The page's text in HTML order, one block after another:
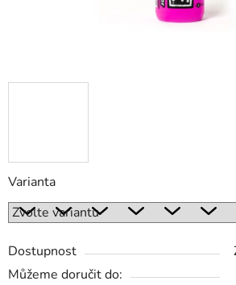
Varianta
Dostupnost
Můžeme doručit do: